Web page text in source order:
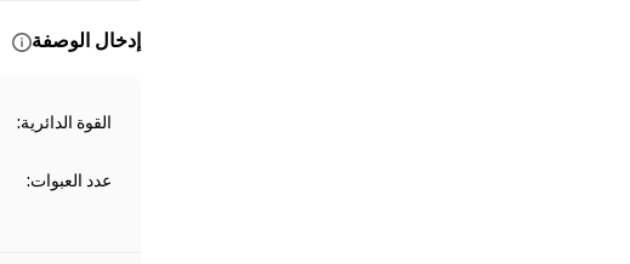
إدخال الوصفة
القوة الدائرية:
عدد العبوات: